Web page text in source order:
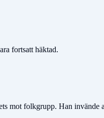
fortsatt häktad.
mot folkgrupp. Han invände